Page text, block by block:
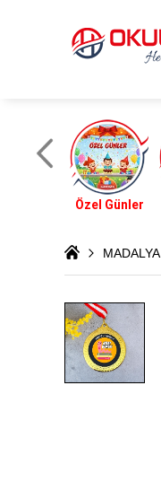
Özel Günler
MADALYA